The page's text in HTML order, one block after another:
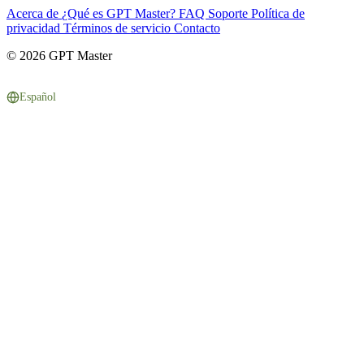
Acerca de ¿Qué es GPT Master? FAQ Soporte Política de
privacidad Términos de servicio Contacto
© 2026 GPT Master
Español